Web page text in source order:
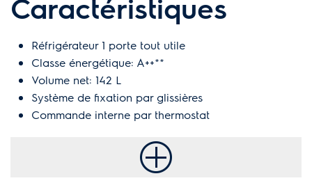
Caractéristiques
Réfrigérateur 1 porte tout utile
Classe énergétique: A++**
Volume net: 142 L
Système de fixation par glissières
Commande interne par thermostat